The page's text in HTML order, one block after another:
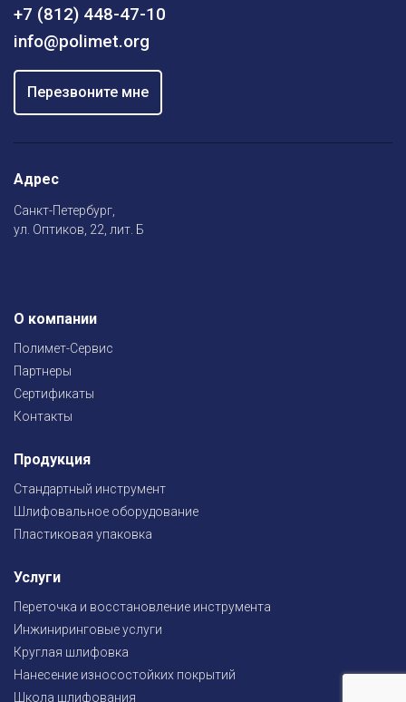
Адрес
Санкт-Петербург,
ул. Оптиков, 22, лит. Б
О компании
Полимет-Сервис
Партнеры
Сертификаты
Контакты
Продукция
Стандартный инструмент
Шлифовальное оборудование
Пластиковая упаковка
Услуги
Переточка и восстановление инструмента
Инжиниринговые услуги
Круглая шлифовка
Нанесение износостойких покрытий
Школа шлифования
+7 (812) 448-47-10
info@polimet.org
Перезвоните мне